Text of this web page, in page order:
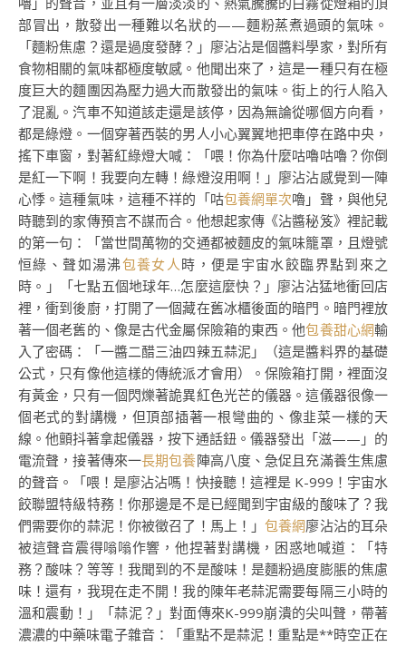
部冒出，散發出一種難以名狀的——麵粉蒸煮過頭的氣味。
「麵粉焦慮？還是過度發酵？」廖沾沾是個醬料學家，對所有
食物相關的氣味都極度敏感。他聞出來了，這是一種只有在極
度巨大的麵團因為壓力過大而散發出的氣味。街上的行人陷入
了混亂。汽車不知道該走還是該停，因為無論從哪個方向看，
都是綠燈。一個穿著西裝的男人小心翼翼地把車停在路中央，
搖下車窗，對著紅綠燈大喊：「喂！你為什麼咕嚕咕嚕？你倒
是紅一下啊！我要向左轉！綠燈沒用啊！」廖沾沾感覺到一陣
心悸。這種氣味，這種不祥的「咕包養網單次嚕」聲，與他兒
時聽到的家傳預言不謀而合。他想起家傳《沾醬秘笈》裡記載
的第一句：「當世間萬物的交通都被麵皮的氣味籠罩，且燈號
恒綠、聲如湯沸包養女人時，便是宇宙水餃臨界點到來之
時。」「七點五個地球年…怎麼這麼快？」廖沾沾猛地衝回店
裡，衝到後廚，打開了一個藏在舊冰櫃後面的暗門。暗門裡放
著一個老舊的、像是古代金屬保險箱的東西。他包養甜心網輸
入了密碼：「一醬二醋三油四辣五蒜泥」（這是醬料界的基礎
公式，只有像他這樣的傳統派才會用）。保險箱打開，裡面沒
有黃金，只有一個閃爍著詭異紅色光芒的儀器。這儀器很像一
個老式的對講機，但頂部插著一根彎曲的、像韭菜一樣的天
線。他顫抖著拿起儀器，按下通話鈕。儀器發出「滋——」的
電流聲，接著傳來一長期包養陣高八度、急促且充滿養生焦慮
的聲音。「喂！是廖沾沾嗎！快接聽！這裡是 K-999！宇宙水
餃聯盟特級特務！你那邊是不是已經聞到宇宙級的酸味了？我
們需要你的蒜泥！你被徵召了！馬上！」包養網廖沾沾的耳朵
被這聲音震得嗡嗡作響，他捏著對講機，困惑地喊道：「特
務？酸味？等等！我聞到的不是酸味！是麵粉過度膨脹的焦慮
味！還有，我現在走不開！我的陳年老蒜泥需要每隔三小時的
溫和震動！」「蒜泥？」對面傳來K-999崩潰的尖叫聲，帶著
濃濃的中藥味電子雜音：「重點不是蒜泥！重點是**時空正在